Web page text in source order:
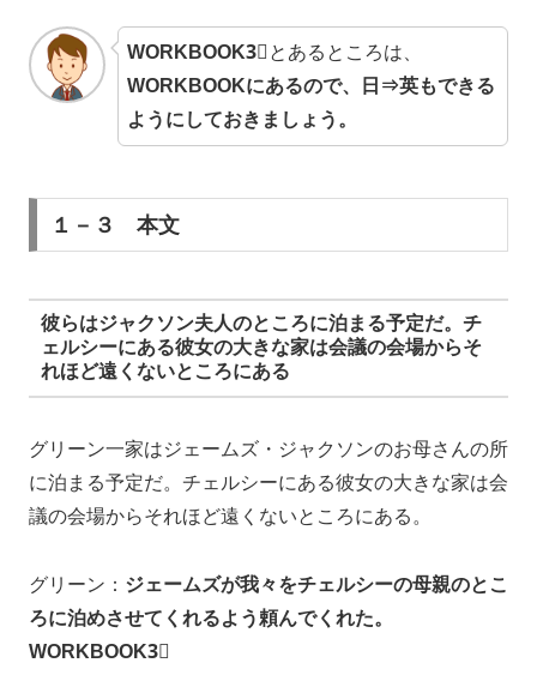
WORKBOOK3⃣ とあるところは、
WORKBOOKにあるので、日⇒英もできる
ようにしておきましょう。
１－３ 本文
彼らはジャクソン夫人のところに泊まる予定だ。チ
ェルシーにある彼女の大きな家は会議の会場からそ
れほど遠くないところにある
グリーン一家はジェームズ・ジャクソンのお母さんの所
に泊まる予定だ。チェルシーにある彼女の大きな家は会
議の会場からそれほど遠くないところにある。
グリーン： ジェームズが我々をチェルシーの母親のとこ
ろに泊めさせてくれるよう頼んでくれた。
WORKBOOK3⃣